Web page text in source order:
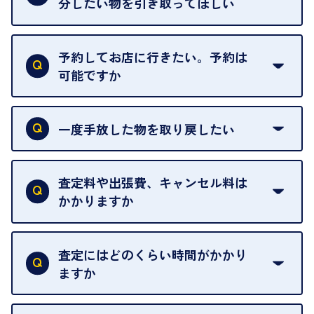
再販不可能な物は、場合によってはお断りすること
がございます。ご了承ください。
予約してお店に行きたい。予約は
可能ですか
申し訳ありませんが、現在はご来店の予約は承って
おりません。
を整えておりますので、お好きな時にお越しくださ
い。
お急ぎの場合はスタッフに一言お声がけください。
可能な限り、迅速に対応させていただきます。
一度手放した物を取り戻したい
当店は質店ではありませんので、買い取ったお品物
は基本的に販売へと回されます。買い戻しはできま
せんので、ご了承ください。
グオフが可能です。
契約破棄という形で、お品物をお戻しすることがで
きます。
売却当日を含む8日間のうちに、お気軽にお申し出
査定料や出張費、キャンセル料は
かかりますか
一切いただいておりません。査定金額にご納得いた
だけない場合は、その場でお断りいただいても問題
ございません。お気軽にご相談ください。
査定にはどのくらい時間がかかり
ますか
お品物の内容や点数によって異なりますが、店頭買